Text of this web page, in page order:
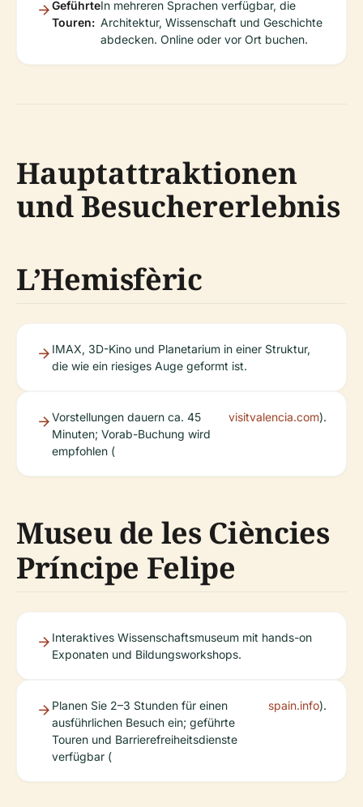
Geführte
Touren:
In mehreren Sprachen verfügbar, die
Architektur, Wissenschaft und Geschichte
abdecken. Online oder vor Ort buchen.
Hauptattraktionen
und Besuchererlebnis
L’Hemisfèric
IMAX, 3D-Kino und Planetarium in einer Struktur,
die wie ein riesiges Auge geformt ist.
Vorstellungen dauern ca. 45
Minuten; Vorab-Buchung wird
empfohlen (
visitvalencia.com).
Museu de les Ciències
Príncipe Felipe
Interaktives Wissenschaftsmuseum mit hands-on
Exponaten und Bildungsworkshops.
Planen Sie 2–3 Stunden für einen
ausführlichen Besuch ein; geführte
Touren und Barrierefreiheitsdienste
verfügbar (
spain.info).